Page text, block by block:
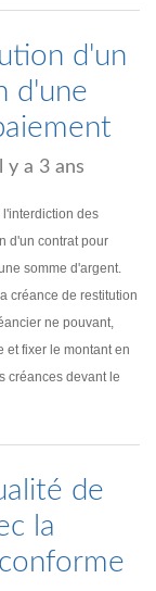
d'un
d'une
y a 3 ans
l'interdiction des
d'un contrat pour
somme d'argent.
créance de restitution
ne pouvant,
et fixer le montant en
créances devant le
de
la